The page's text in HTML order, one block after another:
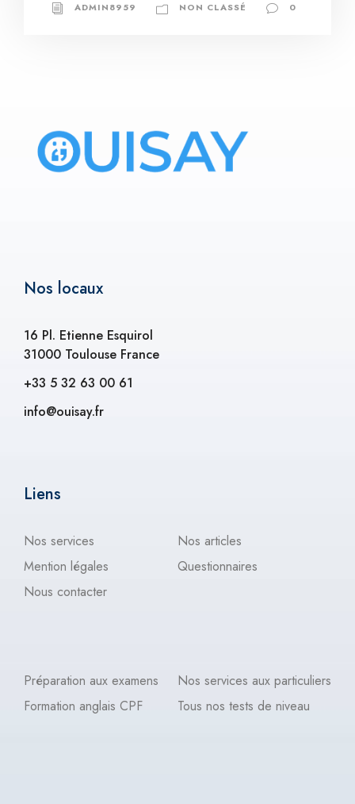
ADMIN8959 NON CLASSÉ 0
Nos locaux
16 Pl. Etienne Esquirol
31000 Toulouse France
+33 5 32 63 00 61
info@ouisay.fr
Liens
Nos services
Nos articles
Mention légales
Questionnaires
Nous contacter
Préparation aux examens
Nos services aux particuliers
Formation anglais CPF
Tous nos tests de niveau